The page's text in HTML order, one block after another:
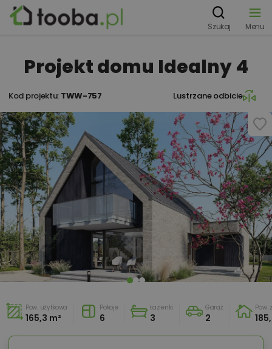
Szukaj Menu
Projekt domu Idealny 4
Kod projektu: TWW-757 Lustrzane odbicie
Pow. użytkowa
165,3 m²
Pokoje
6
Łazienki
3
Garaż
2
Pow.